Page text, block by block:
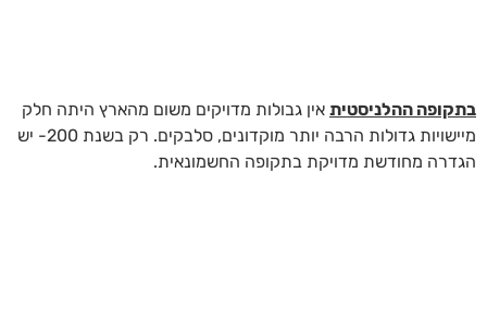
בתקופה ההלניסטית אין גבולות מדויקים משום מהארץ היתה חלק
מיישויות גדולות הרבה יותר מוקדונים, סלבקים. רק בשנת 200- יש
הגדרה מחודשת מדויקת בתקופה החשמונאית.